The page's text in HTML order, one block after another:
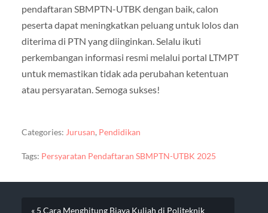
pendaftaran SBMPTN-UTBK dengan baik, calon
peserta dapat meningkatkan peluang untuk lolos dan
diterima di PTN yang diinginkan. Selalu ikuti
perkembangan informasi resmi melalui portal LTMPT
untuk memastikan tidak ada perubahan ketentuan
atau persyaratan. Semoga sukses!
Categories: Jurusan, Pendidikan
Tags: Persyaratan Pendaftaran SBMPTN-UTBK 2025
« 5 Cara Menghitung Biaya Kuliah di Politeknik